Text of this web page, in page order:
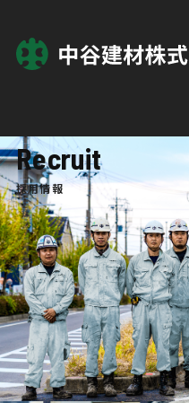
Business
Works 施工実績
Company企業情報
News ニュース
Recruit採用情報
Recruit
採用情報